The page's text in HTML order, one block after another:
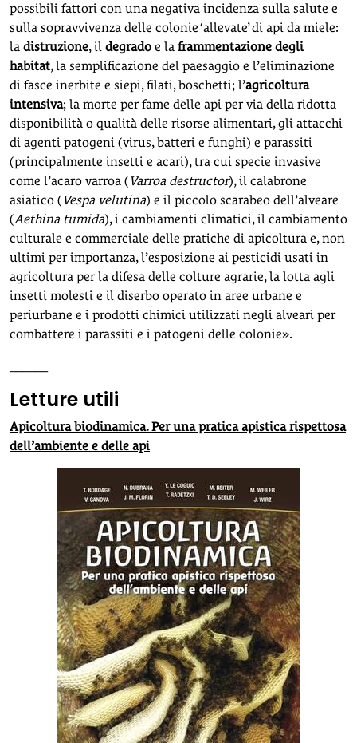
possibili fattori con una negativa incidenza sulla salute e
sulla sopravvivenza delle colonie ‘allevate’ di api da miele:
la distruzione, il degrado e la frammentazione degli
habitat, la semplificazione del paesaggio e l’eliminazione
di fasce inerbite e siepi, filati, boschetti; l’agricoltura
intensiva; la morte per fame delle api per via della ridotta
disponibilità o qualità delle risorse alimentari, gli attacchi
di agenti patogeni (virus, batteri e funghi) e parassiti
(principalmente insetti e acari), tra cui specie invasive
come l’acaro varroa (Varroa destructor), il calabrone
asiatico (Vespa velutina) e il piccolo scarabeo dell’alveare
(Aethina tumida), i cambiamenti climatici, il cambiamento
culturale e commerciale delle pratiche di apicoltura e, non
ultimi per importanza, l’esposizione ai pesticidi usati in
agricoltura per la difesa delle colture agrarie, la lotta agli
insetti molesti e il diserbo operato in aree urbane e
periurbane e i prodotti chimici utilizzati negli alveari per
combattere i parassiti e i patogeni delle colonie».
Letture utili
Apicoltura biodinamica. Per una pratica apistica rispettosa
dell’ambiente e delle api